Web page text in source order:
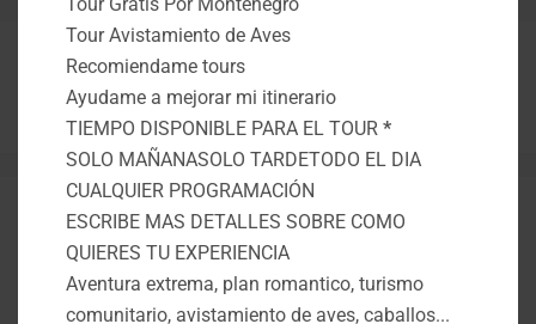
Experiencias Desde:
todo COLOMBIA
Aventureros X+
Montenegro
Preguntas
Tour Avistamiento de Aves
Recomiendame tours
Ayudame a mejorar mi itinerario
TIEMPO DISPONIBLE PARA EL TOUR *
SOLO MAÑANASOLO TARDETODO EL DIA
CUALQUIER PROGRAMACIÓN
ESCRIBE MAS DETALLES SOBRE COMO
QUIERES TU EXPERIENCIA